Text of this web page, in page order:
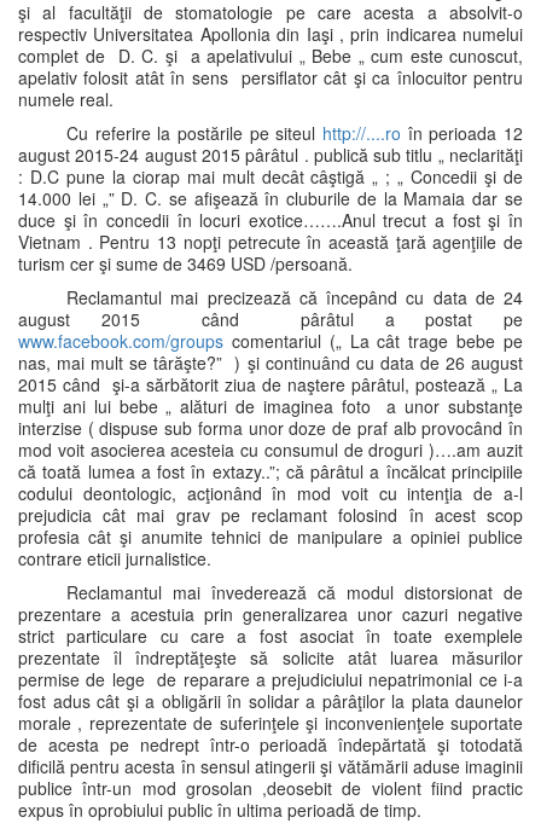
şi al facultăţii de stomatologie pe care acesta a absolvit-o
respectiv Universitatea Apollonia din Iaşi , prin indicarea numelui
complet de D. C. şi a apelativului „ Bebe „ cum este cunoscut,
apelativ folosit atât în sens persiflator cât şi ca înlocuitor pentru
numele real.
Cu referire la postările pe siteul http://....ro în perioada 12
august 2015-24 august 2015 pârâtul . publică sub titlu „ neclarităţi
: D.C pune la ciorap mai mult decât câştigă „ ; „ Concedii şi de
14.000 lei „” D. C. se afişează în cluburile de la Mamaia dar se
duce şi în concedii în locuri exotice…….Anul trecut a fost şi în
Vietnam . Pentru 13 nopţi petrecute în această ţară agenţiile de
turism cer şi sume de 3469 USD /persoană.
Reclamantul mai precizează că începând cu data de 24
august 2015 când pârâtul a postat pe
www.facebook.com/groups comentariul („ La cât trage bebe pe
nas, mai mult se târăşte?” ) şi continuând cu data de 26 august
2015 când şi-a sărbătorit ziua de naştere pârâtul, postează „ La
mulţi ani lui bebe „ alături de imaginea foto a unor substanţe
interzise ( dispuse sub forma unor doze de praf alb provocând în
mod voit asocierea acesteia cu consumul de droguri )….am auzit
că toată lumea a fost în extazy..”; că pârâtul a încălcat principiile
codului deontologic, acţionând în mod voit cu intenţia de a-l
prejudicia cât mai grav pe reclamant folosind în acest scop
profesia cât şi anumite tehnici de manipulare a opiniei publice
contrare eticii jurnalistice.
Reclamantul mai învederează că modul distorsionat de
prezentare a acestuia prin generalizarea unor cazuri negative
strict particulare cu care a fost asociat în toate exemplele
prezentate îl îndreptăţeşte să solicite atât luarea măsurilor
permise de lege de reparare a prejudiciului nepatrimonial ce i-a
fost adus cât şi a obligării în solidar a pârâţilor la plata daunelor
morale , reprezentate de suferinţele şi inconvenienţele suportate
de acesta pe nedrept într-o perioadă îndepărtată şi totodată
dificilă pentru acesta în sensul atingerii şi vătămării aduse imaginii
publice într-un mod grosolan ,deosebit de violent fiind practic
expus în oprobiului public în ultima perioadă de timp.